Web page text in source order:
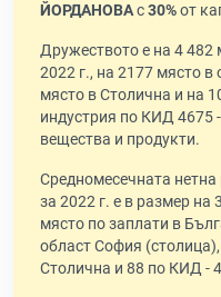
ЙОРДАНОВАс30%от
Дружеството е на 4 482
2022 г., на 2177 място
място в Столична и на
индустрия по КИД 4675
вещества и продукти.
Средномесечната
за 2022 г. е в размер на
място по заплати в
област София
Столична и 88 по КИД -